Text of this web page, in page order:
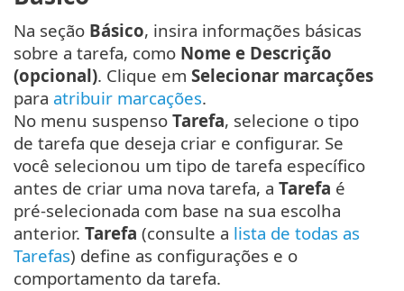
Na seção Básico, insira informações básicas
sobre a tarefa, como Nome e Descrição
(opcional). Clique em Selecionar marcações
para atribuir marcações.
No menu suspenso Tarefa, selecione o tipo
de tarefa que deseja criar e configurar. Se
você selecionou um tipo de tarefa específico
antes de criar uma nova tarefa, a Tarefa é
pré-selecionada com base na sua escolha
anterior. Tarefa (consulte a lista de todas as
Tarefas) define as configurações e o
comportamento da tarefa.